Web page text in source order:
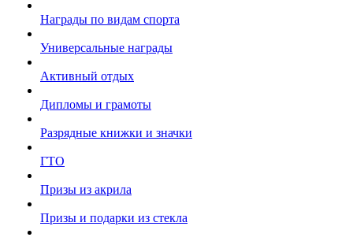
Награды по видам спорта
Универсальные награды
Активный отдых
Дипломы и грамоты
Разрядные книжки и значки
ГТО
Призы из акрила
Призы и подарки из стекла